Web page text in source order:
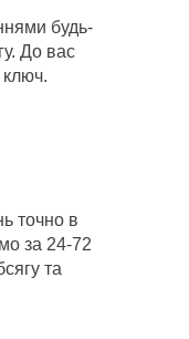
будь-
До вас
ключ.
точно в
за 24-72
та